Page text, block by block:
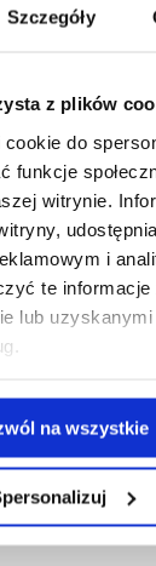
Szczegóły
z plików
do
funkcje
witrynie.
i
te
lub
na wszystkie